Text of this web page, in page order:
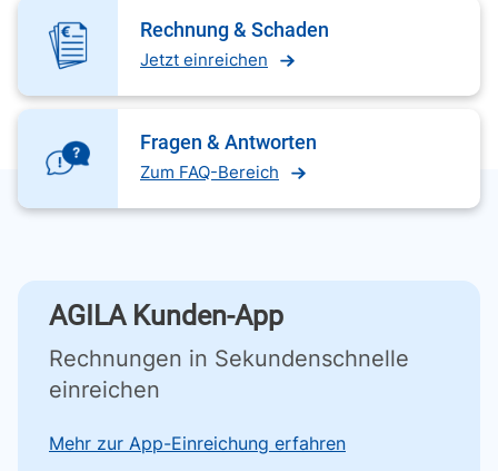
Rechnung & Schaden
Jetzt einreichen
Fragen & Antworten
Zum FAQ-Bereich
AGILA Kunden-App
Rechnungen in Sekundenschnelle
einreichen
Mehr zur App-Einreichung erfahren